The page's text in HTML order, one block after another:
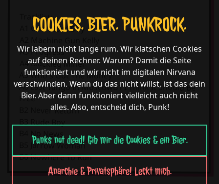
Tracklist:
A1 One More Day
A3 Progress
A4 Blackleg Miner
A5 Who's Got The Money
A6 Last Tango In MoscowB1 I Think It Should Be
Free
B2 Never Return
B4 No News
B5 Jarrow Woman
B6 Nowhere To Run
COOKIES. BIER. PUNKROCK.
Wir labern nicht lange rum. Wir klatschen Cookies
auf deinen Rechner. Warum? Damit die Seite
funktioniert und wir nicht im digitalen Nirvana
verschwinden. Wenn du das nicht willst, ist das dein
Bier. Aber dann funktioniert vielleicht auch nicht
alles. Also, entscheid dich, Punk!
Punks not dead! Gib mir die Cookies & ein Bier.
Anarchie & Privatsphäre! Leckt mich.